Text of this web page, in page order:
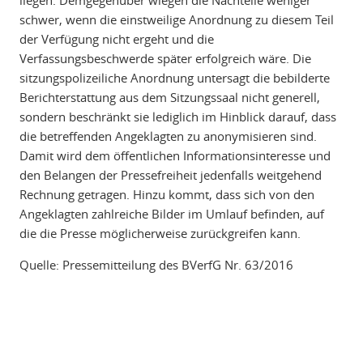
schwer, wenn die einstweilige Anordnung zu diesem Teil
der Verfügung nicht ergeht und die
Verfassungsbeschwerde später erfolgreich wäre. Die
sitzungspolizeiliche Anordnung untersagt die bebilderte
Berichterstattung aus dem Sitzungssaal nicht generell,
sondern beschränkt sie lediglich im Hinblick darauf, dass
die betreffenden Angeklagten zu anonymisieren sind.
Damit wird dem öffentlichen Informationsinteresse und
den Belangen der Pressefreiheit jedenfalls weitgehend
Rechnung getragen. Hinzu kommt, dass sich von den
Angeklagten zahlreiche Bilder im Umlauf befinden, auf
die die Presse möglicherweise zurückgreifen kann.
Quelle: Pressemitteilung des BVerfG Nr. 63/2016